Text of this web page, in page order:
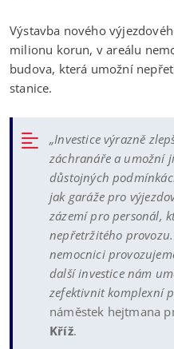
Výstavba nového
milionu korun, v areálu
budova, která umožní
stanice.
„Investice výrazně
záchranáře a umožní
důstojných
jak garáže pro
zázemí pro personál,
nepřetržitého
nemocnici
další investice nám
zefektivnit komplexní
náměstek hejtmana
Kříž.